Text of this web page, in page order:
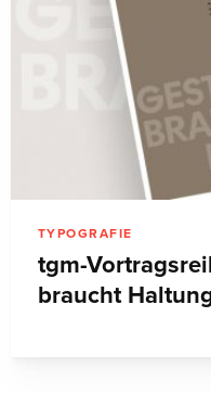
TYPOGRAFIE
tgm-
braucht